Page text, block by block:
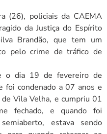
(26), policiais da CAEMA
da Justiça do Espírito
Brandão, que tem um
pelo crime de tráfico de
o dia 19 de fevereiro de
foi condenado a 07 anos e
Vila Velha, e cumpriu 01
fechado, e quando foi
estava sendo